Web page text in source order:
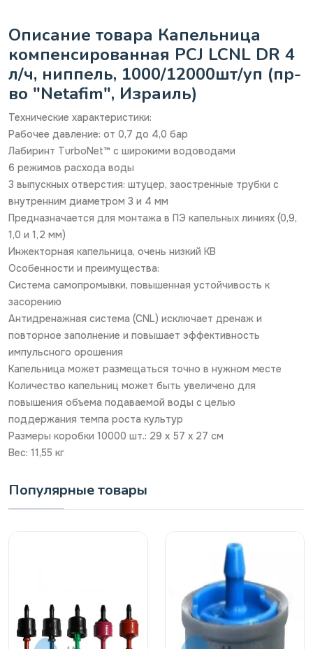
Описание товара Капельница
компенсированная PCJ LCNL DR 4
л/ч, ниппель, 1000/12000шт/уп (пр-
во "Netafim", Израиль)
Технические характеристики:
Рабочее давление: от 0,7 до 4,0 бар
Лабиринт TurboNet™ с широкими водоводами
6 режимов расхода воды
3 выпускных отверстия: штуцер, заостренные трубки с
внутренним диаметром 3 и 4 мм
Предназначается для монтажа в ПЭ капельных линиях (0,9,
1,0 и 1,2 мм)
Инжекторная капельница, очень низкий КВ
Особенности и преимущества:
Система самопромывки, повышенная устойчивость к
засорению
Антидренажная система (CNL) исключает дренаж и
повторное заполнение и повышает эффективность
импульсного орошения
Капельница может размещаться точно в нужном месте
Количество капельниц может быть увеличено для
повышения объема подаваемой воды с целью
поддержания темпа роста культур
Размеры коробки 10000 шт.: 29 х 57 х 27 см
Вес: 11,55 кг
Популярные товары